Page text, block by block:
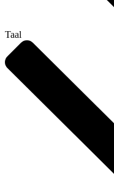
Taal